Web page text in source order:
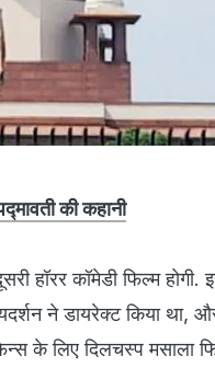
की कहानी
हॉरर कॉमेडी फिल्म
ने डायरेक्ट किया था,
के लिए दिलचस्प मसाला